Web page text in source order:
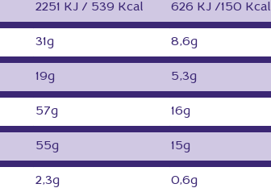
2251 KJ / 539 Kcal 626 KJ /150 Kcal
31g 8,6g
19g 5,3g
57g 16g
55g 15g
2,3g 0,6g